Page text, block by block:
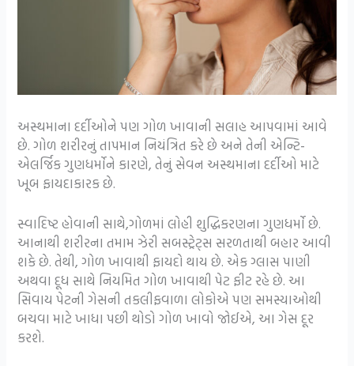
અસ્થમાના દર્દીઓને પણ ગોળ ખાવાની સલાહ આપવામાં આવે
છે. ગોળ શરીરનું તાપમાન નિયંત્રિત કરે છે અને તેની એન્ટિ-
એલર્જિક ગુણધર્મોને કારણે, તેનું સેવન અસ્થમાના દર્દીઓ માટે
ખૂબ ફાયદાકારક છે.
સ્વાદિષ્ટ હોવાની સાથે,ગોળમાં લોહી શુદ્ધિકરણના ગુણધર્મો છે.
આનાથી શરીરના તમામ ઝેરી સબસ્ટ્રેટ્સ સરળતાથી બહાર આવી
શકે છે. તેથી, ગોળ ખાવાથી ફાયદો થાય છે. એક ગ્લાસ પાણી
અથવા દૂધ સાથે નિયમિત ગોળ ખાવાથી પેટ ફીટ રહે છે. આ
સિવાય પેટની ગેસની તકલીફવાળા લોકોએ પણ સમસ્યાઓથી
બચવા માટે ખાધા પછી થોડો ગોળ ખાવો જોઈએ, આ ગેસ દૂર
કરશે.